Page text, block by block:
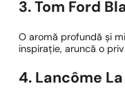
3. Tom Ford
O aromă profundă și
inspirație, aruncă o
4. Lancôme La